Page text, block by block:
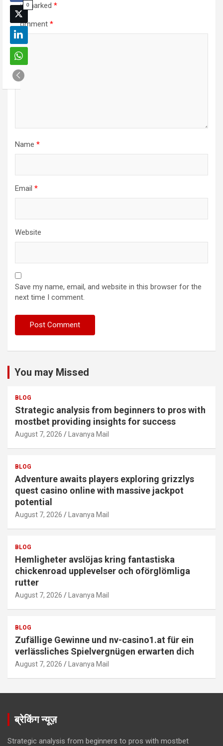
are marked *
Comment *
Name *
Email *
Website
Save my name, email, and website in this browser for the
next time I comment.
You may Missed
BLOG
Strategic analysis from beginners to pros with
mostbet providing insights for success
August 7, 2026 Lavanya Mail
BLOG
Adventure awaits players exploring grizzlys
quest casino online with massive jackpot
potential
August 7, 2026 Lavanya Mail
BLOG
Hemligheter avslöjas kring fantastiska
chickenroad upplevelser och oförglömliga
rutter
August 7, 2026 Lavanya Mail
BLOG
Zufällige Gewinne und nv-casino1.at für ein
verlässliches Spielvergnügen erwarten dich
August 7, 2026 Lavanya Mail
ब्रेकिंग न्यूज़
Strategic analysis from beginners to pros with mostbet
0